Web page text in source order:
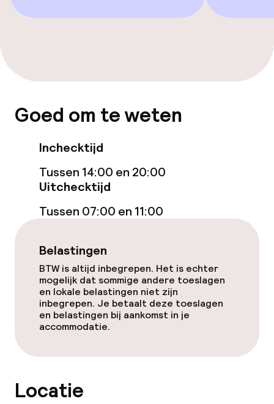
Beleid
Overal rookvrij
niet toegestaan
Goed om te weten
Inchecktijd
Tussen 14:00 en 20:00
Uitchecktijd
Tussen 07:00 en 11:00
Belastingen
BTW is altijd inbegrepen. Het is echter
mogelijk dat sommige andere toeslagen
en lokale belastingen niet zijn
inbegrepen. Je betaalt deze toeslagen
en belastingen bij aankomst in je
accommodatie.
Locatie